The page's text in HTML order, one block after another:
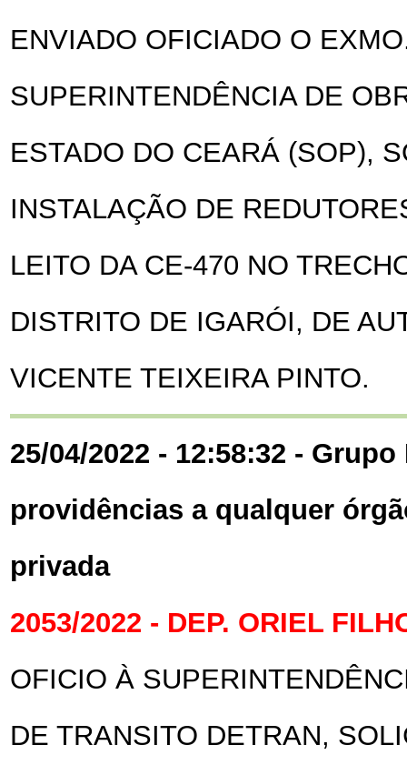
ENVIADO OFICIADO O
SUPERINTENDÊNCIA DE
ESTADO DO CEARÁ (SOP),
INSTALAÇÃO DE
LEITO DA CE-470 NO
DISTRITO DE IGARÓI, DE
VICENTE TEIXEIRA PINTO.
25/04/2022 - 12:58:32 -
providências a qualquer
privada
2053/2022 - DEP. ORIEL
OFICIO À
DE TRANSITO DETRAN,